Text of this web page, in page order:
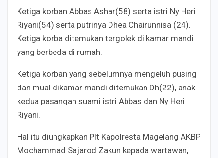
Ketiga korban Abbas Ashar(58) serta istri Ny Heri
Riyani(54) serta putrinya Dhea Chairunnisa (24).
Ketiga korba ditemukan tergolek di kamar mandi
yang berbeda di rumah.
Ketiga korban yang sebelumnya mengeluh pusing
dan mual dikamar mandi ditemukan Dh(22), anak
kedua pasangan suami istri Abbas dan Ny Heri
Riyani.
Hal itu diungkapkan Plt Kapolresta Magelang AKBP
Mochammad Sajarod Zakun kepada wartawan,